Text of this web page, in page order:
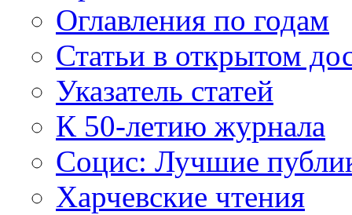
Оглавления по годам
Статьи в открытом
Указатель статей
К 50-летию журнала
Социс: Лучшие
Харчевские чтения